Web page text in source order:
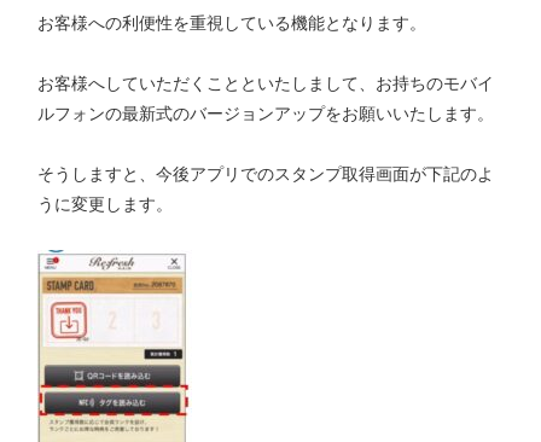
お客様への利便性を重視している機能となります。
お客様へしていただくことといたしまして、お持ちのモバイ
ルフォンの最新式のバージョンアップをお願いいたします。
そうしますと、今後アプリでのスタンプ取得画面が下記のよ
うに変更します。